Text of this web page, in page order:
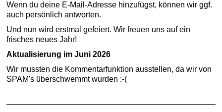
Wenn du deine E-Mail-Adresse hinzufügst, können wir ggf.
auch persönlich antworten.
Und nun wird erstmal gefeiert. Wir freuen uns auf ein
frisches neues Jahr!
Aktualisierung im Juni 2026
Wir mussten die Kommentarfunktion ausstellen, da wir von
SPAM's überschwemmt wurden :-(